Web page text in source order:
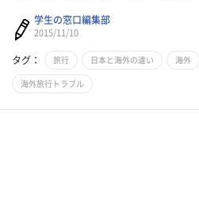
学生の窓口編集部
2015/11/10
タグ： 旅行 日本と海外の違い 海外
海外旅行トラブル